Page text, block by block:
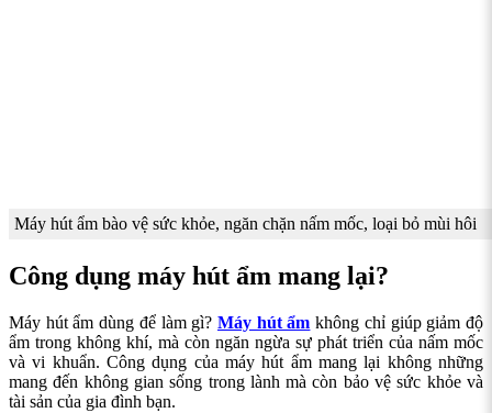
Máy hút ẩm bào vệ sức khỏe, ngăn chặn nấm mốc, loại bỏ mùi hôi
Công dụng máy hút ẩm mang lại?
Máy hút ẩm dùng để làm gì? Máy hút ẩm không chỉ giúp giảm độ
ẩm trong không khí, mà còn ngăn ngừa sự phát triển của nấm mốc
và vi khuẩn. Công dụng của máy hút ẩm mang lại không những
mang đến không gian sống trong lành mà còn bảo vệ sức khỏe và
tài sản của gia đình bạn.